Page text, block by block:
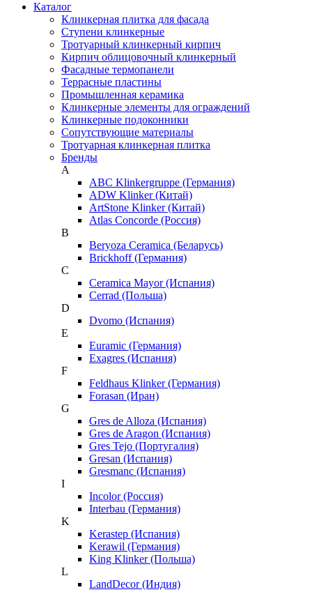
Каталог
Клинкерная плитка для фасада
Ступени клинкерные
Тротуарный клинкерный кирпич
Кирпич облицовочный клинкерный
Фасадные термопанели
Террасные пластины
Промышленная керамика
Клинкерные элементы для ограждений
Клинкерные подоконники
Сопутствующие материалы
Тротуарная клинкерная плитка
Бренды
A
ABC Klinkergruppe (Германия)
ADW Klinker (Китай)
ArtStone Klinker (Китай)
Atlas Concorde (Россия)
B
Beryoza Ceramica (Беларусь)
Brickhoff (Германия)
C
Ceramica Mayor (Испания)
Cerrad (Польша)
D
Dvomo (Испания)
E
Euramic (Германия)
Exagres (Испания)
F
Feldhaus Klinker (Германия)
Forasan (Иран)
G
Gres de Alloza (Испания)
Gres de Aragon (Испания)
Gres Tejo (Португалия)
Gresan (Испания)
Gresmanc (Испания)
I
Incolor (Россия)
Interbau (Германия)
K
Kerastep (Испания)
Kerawil (Германия)
King Klinker (Польша)
L
LandDecor (Индия)